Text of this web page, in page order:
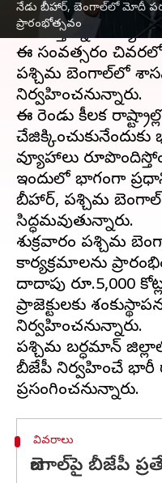
నేడు బీహార్, బెంగాల్‌లో మోదీ
ప్రారంభోత్సవం
బిహార్‌,పశ్చిమ బెంగాల్‌
సమీపిస్తున్న
ఈ సంవత్సరం
పశ్చిమ బెంగాల్‌లో
నిర్వహించనున్నారు.
ఈ రెండు కీలక
వ్యూహాలు
ఇందులో భాగంగా
బీహార్‌, పశ్చిమ
సిద్ధమవుతున్నారు.
శుక్రవారం పశ్చిమ
కార్యక్రమాలను
దాదాపు రూ.5,000
ప్రాజెక్టులకు
నిర్వహించనున్నారు.
పశ్చిమ బర్ధమాన్‌
బీజేపీ నిర్వహించే
వివరాలు
బెంగాల్‌పై బీజేపీ